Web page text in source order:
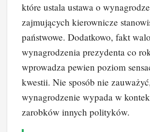
które ustala ustawa o
zajmujących kierownicze
państwowe. Dodatkowo, fakt
wynagrodzenia prezydenta co
wprowadza pewien poziom
kwestii. Nie sposób nie
wynagrodzenie wypada w
zarobków innych polityków.